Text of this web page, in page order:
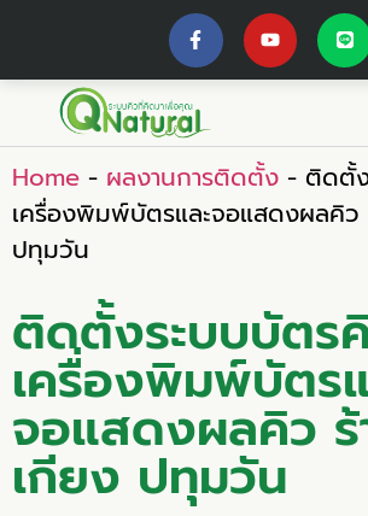
Home - ผลงานการติดตั้ง - ติดตั้
เครื่องพิมพ์บัตรและจอแสดงผลคิว
ปทุมวัน
ติดตั้งระบบบัตร
เครื่องพิมพ์บัตร
จอแสดงผลคิว ร้
เกียง ปทุมวัน